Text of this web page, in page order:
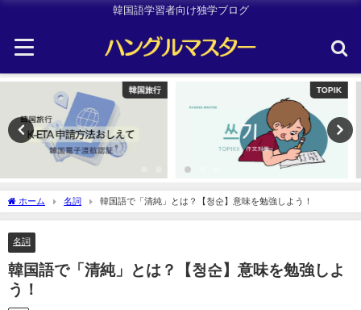
韓国語学習者向け独学ブログ
TOPIK Uncategorized
ホーム 名詞 韓国語で「清純」とは？【청순】意味を勉強しよう！
名詞
韓国語で「清純」とは？【청순】意味を勉強しよ
う！